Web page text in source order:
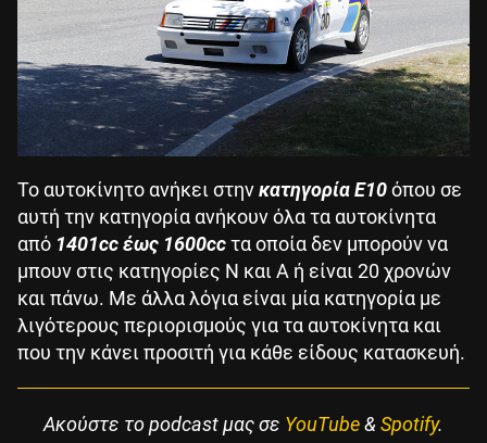
Το αυτοκίνητο ανήκει στηνκατηγορία Ε10όπου σε
αυτή την κατηγορία ανήκουν όλα τα αυτοκίνητα
από 1401cc έως 1600ccτα οποία δεν μπορούν να
μπουν στις κατηγορίες Ν και A ή είναι 20 χρονών
και πάνω. Με άλλα λόγια είναι μία κατηγορία με
λιγότερους περιορισμούς για τα αυτοκίνητα και
που την κάνει προσιτή για κάθε είδους κατασκευή.
Aκούστε το podcast μας σε YouTube& Spotify.